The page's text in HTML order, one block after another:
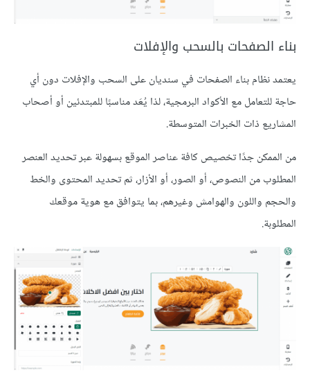
بناء الصفحات بالسحب والإفلات
يعتمد نظام بناء الصفحات في سنديان على السحب والإفلات دون أي
حاجة للتعامل مع الأكواد البرمجية، لذا يُعَد مناسبًا للمبتدئين أو أصحاب
المشاريع ذات الخبرات المتوسطة.
من الممكن جدًا تخصيص كافة عناصر الموقع بسهولة عبر تحديد العنصر
المطلوب من النصوص، أو الصور، أو الأزار، ثم تحديد المحتوى والخط
والحجم واللون والهوامش وغيرهم، بما يتوافق مع هوية موقعك
المطلوبة.